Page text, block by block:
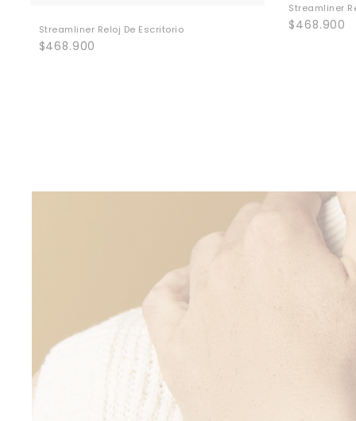
Streamliner Reloj De Escritorio
Precio
$468.900
Streamliner
Precio
$468.900